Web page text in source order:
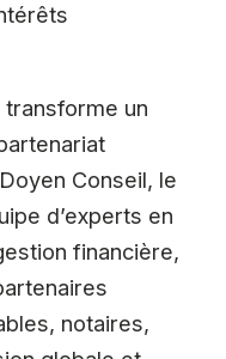
transforme un
Conseil, le
d’experts en
financière,
notaires,